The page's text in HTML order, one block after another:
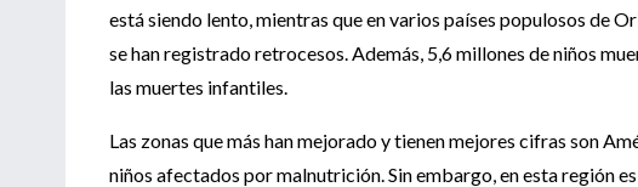
está siendo lento, mientras que en varios países populosos de
se han registrado retrocesos. Además, 5,6 millones de niños
las muertes infantiles.
Las zonas que más han mejorado y tienen mejores cifras son
niños afectados por malnutrición. Sin embargo, en esta región